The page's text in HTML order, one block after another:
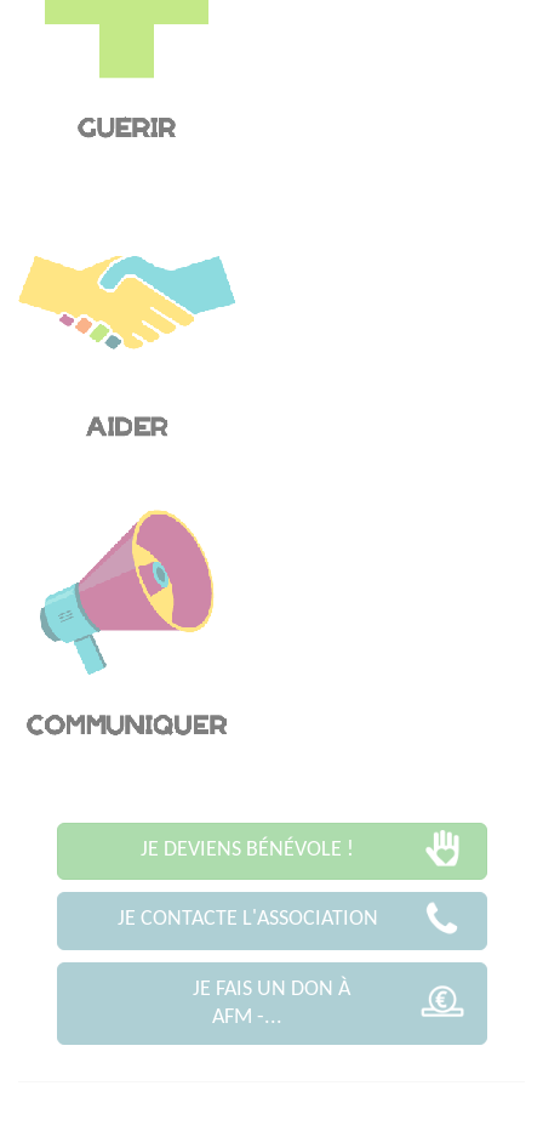
JE DEVIENS BÉNÉVOLE !
JE CONTACTE L'ASSOCIATION
JE FAIS UN DON À
AFM -...